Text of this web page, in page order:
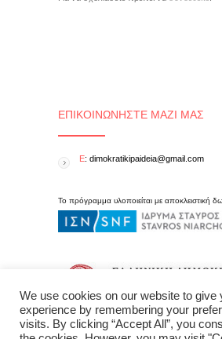
ΕΠΙΚΟΙΝΩΝΉΣΤΕ ΜΑΖΊ ΜΑΣ
E: dimokratikipaideia@gmail.com
Το πρόγραμμα υλοποιείται με αποκλειστική
We use cookies on our website to give
experience by remembering your
visits. By clicking “Accept All”, you